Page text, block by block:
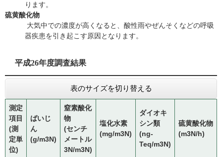
ります。
硫黄酸化物
大気中での濃度が高くなると、酸性雨やぜんそくなどの呼吸
器疾患を引き起こす原因となります。
平成26年度調査結果
表のサイズを切り替える
測定
項目
(測
定単
位)
ばいじ
ん
(g/m3N)
窒素酸化
物
(センチ
メートル
3N/m3N)
塩化水素
(mg/m3N)
ダイオキ
シン類
(ng-
Teq/m3N)
硫黄酸化物
(m3N/h)